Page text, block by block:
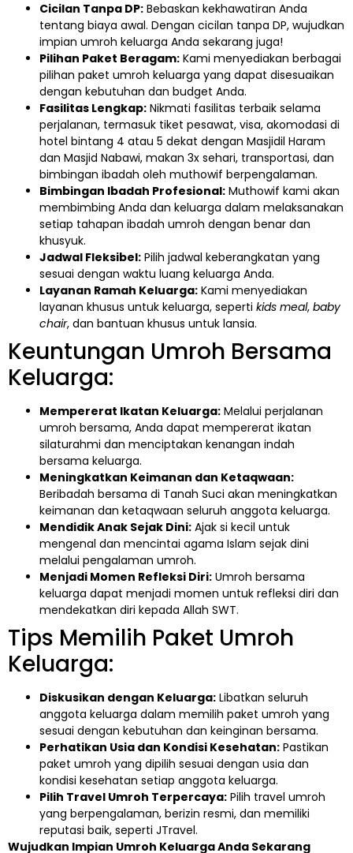
Cicilan Tanpa DP: Bebaskan kekhawatiran Anda
tentang biaya awal. Dengan cicilan tanpa DP, wujudkan
impian umroh keluarga Anda sekarang juga!
Pilihan Paket Beragam: Kami menyediakan berbagai
pilihan paket umroh keluarga yang dapat disesuaikan
dengan kebutuhan dan budget Anda.
Fasilitas Lengkap: Nikmati fasilitas terbaik selama
perjalanan, termasuk tiket pesawat, visa, akomodasi di
hotel bintang 4 atau 5 dekat dengan Masjidil Haram
dan Masjid Nabawi, makan 3x sehari, transportasi, dan
bimbingan ibadah oleh muthowif berpengalaman.
Bimbingan Ibadah Profesional: Muthowif kami akan
membimbing Anda dan keluarga dalam melaksanakan
setiap tahapan ibadah umroh dengan benar dan
khusyuk.
Jadwal Fleksibel: Pilih jadwal keberangkatan yang
sesuai dengan waktu luang keluarga Anda.
Layanan Ramah Keluarga: Kami menyediakan
layanan khusus untuk keluarga, seperti kids meal, baby
chair, dan bantuan khusus untuk lansia.
Keuntungan Umroh Bersama
Keluarga:
Mempererat Ikatan Keluarga: Melalui perjalanan
umroh bersama, Anda dapat mempererat ikatan
silaturahmi dan menciptakan kenangan indah
bersama keluarga.
Meningkatkan Keimanan dan Ketaqwaan:
Beribadah bersama di Tanah Suci akan meningkatkan
keimanan dan ketaqwaan seluruh anggota keluarga.
Mendidik Anak Sejak Dini: Ajak si kecil untuk
mengenal dan mencintai agama Islam sejak dini
melalui pengalaman umroh.
Menjadi Momen Refleksi Diri: Umroh bersama
keluarga dapat menjadi momen untuk refleksi diri dan
mendekatkan diri kepada Allah SWT.
Tips Memilih Paket Umroh
Keluarga:
Diskusikan dengan Keluarga: Libatkan seluruh
anggota keluarga dalam memilih paket umroh yang
sesuai dengan kebutuhan dan keinginan bersama.
Perhatikan Usia dan Kondisi Kesehatan: Pastikan
paket umroh yang dipilih sesuai dengan usia dan
kondisi kesehatan setiap anggota keluarga.
Pilih Travel Umroh Terpercaya: Pilih travel umroh
yang berpengalaman, berizin resmi, dan memiliki
reputasi baik, seperti JTravel.
Wujudkan Impian Umroh Keluarga Anda Sekarang